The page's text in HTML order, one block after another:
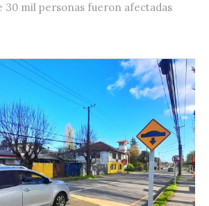
30 mil personas fueron afectadas